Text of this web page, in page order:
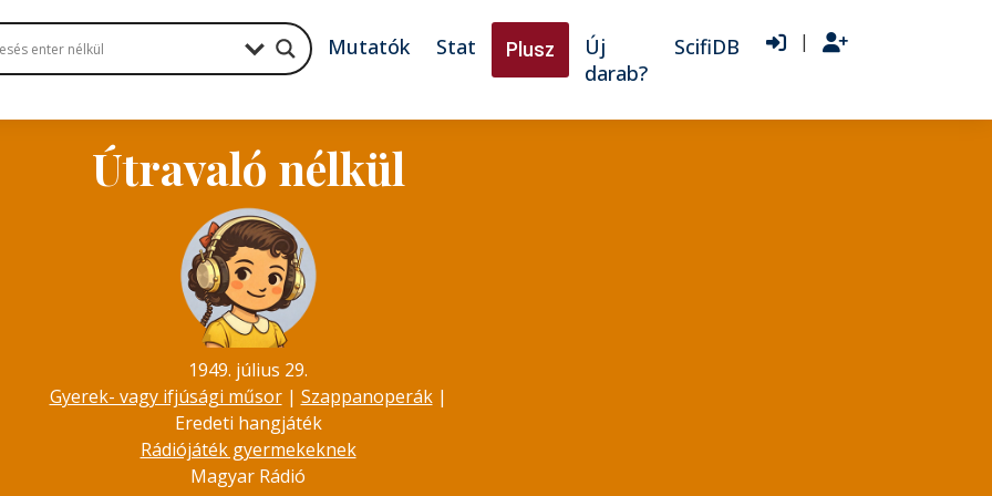
Mutatók Stat Plusz
Új
darab?
ScifiDB |
Útravaló nélkül
1949. július 29.
Gyerek- vagy ifjúsági műsor| Szappanoperák|
Eredeti hangjáték
Rádiójáték gyermekeknek
Magyar Rádió